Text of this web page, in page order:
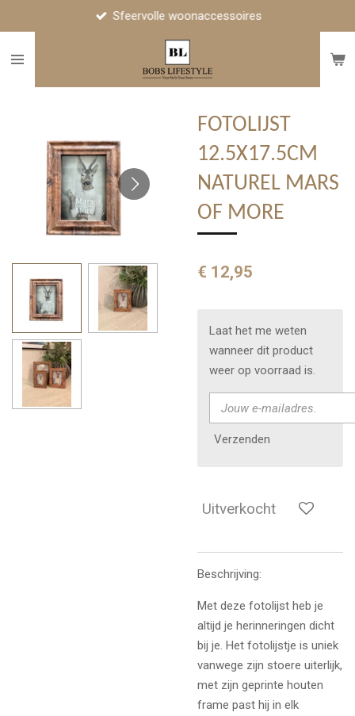
naar
Sfeervolle woonaccessoires
FOTOLIJST
12.5X17.5CM
NATUREL MARS
OF MORE
€ 12,95
Laat het me weten
wanneer dit product
weer op voorraad is.
Verzenden
Uitverkocht
Beschrijving:
Met deze fotolijst heb je
altijd je herinneringen dicht
bij je. Het fotolijstje is uniek
vanwege zijn stoere uiterlijk,
met zijn geprinte houten
frame past hij in elk